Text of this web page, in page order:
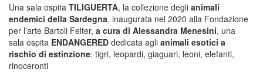
Una sala ospita TILIGUERTA, la collezione degli animali
endemici della Sardegna, inaugurata nel 2020 alla Fondazione
per l'arte Bartoli Felter, a cura di Alessandra Menesini, una
sala ospita ENDANGERED dedicata agli animali esotici a
rischio di estinzione: tigri, leopardi, giaguari, leoni, elefanti,
rinoceronti